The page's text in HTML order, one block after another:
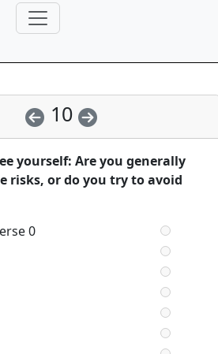
10
yourself: Are you generally
risks, or do you try to avoid
0